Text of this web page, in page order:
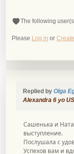
The following
Please Log in or
Replied by Olga
Alexandra 6 yo
Сашенька и
выступление.
Послушала с
Успехов вам и